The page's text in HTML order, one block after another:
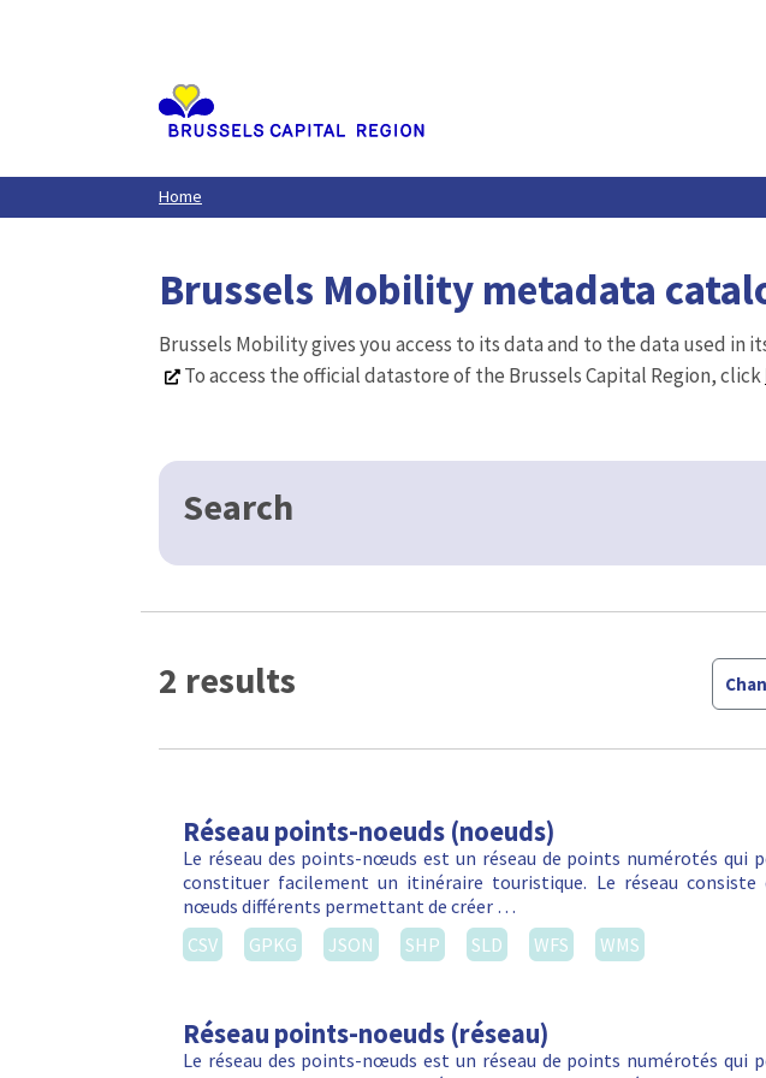
Home
Brussels Mobility metadata
Brussels Mobility gives you access to its data and to the data used
To access the official datastore of the Brussels Capital Region, click
Search
2 results
Réseau points-noeuds (noeuds)
Le réseau des points-nœuds est un réseau de points numérotés qui
constituer facilement un itinéraire touristique. Le réseau consiste
nœuds différents permettant de créer …
CSV
GPKG JSON SHP SLD WFS WMS
Réseau points-noeuds (réseau)
Le réseau des points-nœuds est un réseau de points numérotés qui